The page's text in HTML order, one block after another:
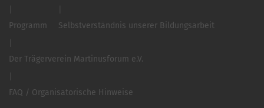
Programm Selbstverständnis unserer Bildungsarbeit
Der Trägerverein Martinusforum e.V.
FAQ / Organisatorische Hinweise